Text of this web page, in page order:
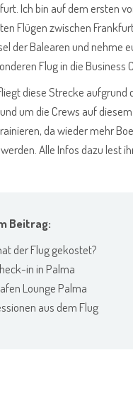
Ich bin auf dem ersten
Flügen zwischen
der Balearen und nehme
Flug in die Business
diese Strecke aufgrund
um die Crews auf
da wieder mehr
Alle Infos dazu lest
Beitrag:
der Flug gekostet?
in in Palma
Lounge Palma
aus dem Flug